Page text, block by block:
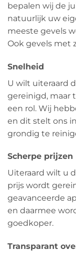
bepalen wij de
natuurlijk uw
meeste gevels
Ook gevels met
Snelheid
U wilt uiteraard
gereinigd, maar
een rol. Wij
en dit stelt ons
grondig te
Scherpe prijzen
Uiteraard wilt u
prijs wordt
geavanceerde
en daarmee
goedkoper.
Transparant